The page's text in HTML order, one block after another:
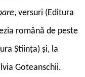
, versuri (Editura
română de peste
Știința) și, la
Goteanschii.